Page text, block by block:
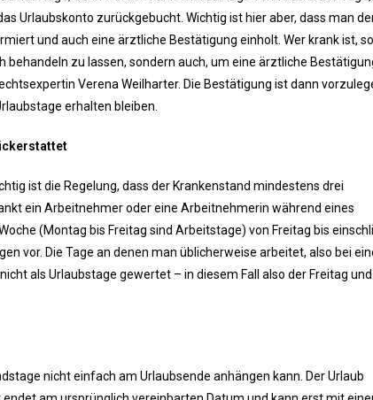
Urlaubskonto zurückgebucht. Wichtig ist hier aber, dass man
und auch eine ärztliche Bestätigung einholt. Wer krank ist,
zu lassen, sondern auch, um eine ärztliche
Verena Weilharter. Die Bestätigung ist dann
erhalten bleiben.
ist die Regelung, dass der Krankenstand mindestens drei
ein Arbeitnehmer oder eine Arbeitnehmerin während eines
(Montag bis Freitag sind Arbeitstage) von Freitag bis
vor. Die Tage an denen man üblicherweise arbeitet, also bei
als Urlaubstage gewertet – in diesem Fall also der Freitag
nicht einfach am Urlaubsende anhängen kann. Der Urlaub